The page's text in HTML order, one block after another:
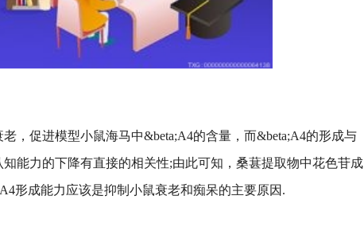
，促进模型小鼠海马中&beta;A4的含量，而&beta;A4的形成与
能力的下降有直接的相关性;由此可知，桑葚提取物中花色苷成
形成能力应该是抑制小鼠衰老和痴呆的主要原因.